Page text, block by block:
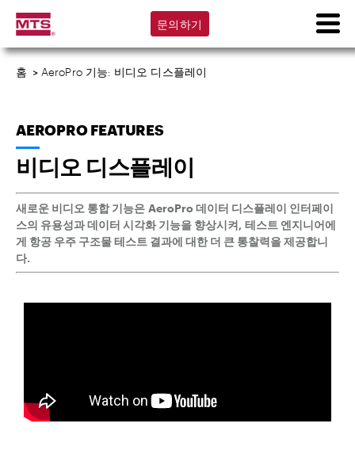
문의하기
홈 > AeroPro 기능: 비디오 디스플레이
AEROPRO FEATURES
비디오 디스플레이
새로운 비디오 통합 기능은 AeroPro 데이터 디스플레이 인터페이
스의 유용성과 데이터 시각화 기능을 향상시켜, 테스트 엔지니어에
게 항공 우주 구조물 테스트 결과에 대한 더 큰 통찰력을 제공합니
다.